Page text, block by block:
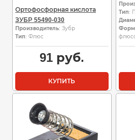
Ортофосфорная кислота
ЗУБР 55490-030
Производитель: Зубр
Тип: Флюс
91руб.
КУПИТЬ
Тип: